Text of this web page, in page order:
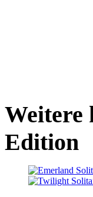
Weitere
Edition